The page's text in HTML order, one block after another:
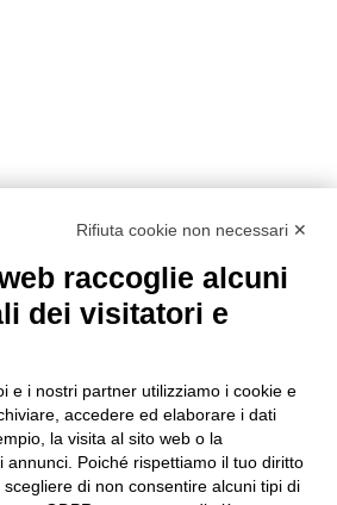
Rifiuta cookie non necessari ✕
raccoglie alcuni
dei visitatori e
e i nostri partner utilizziamo i cookie e
accedere ed elaborare i dati
la visita al sito web o la
annunci. Poiché rispettiamo il tuo diritto
di non consentire alcuni tipi di